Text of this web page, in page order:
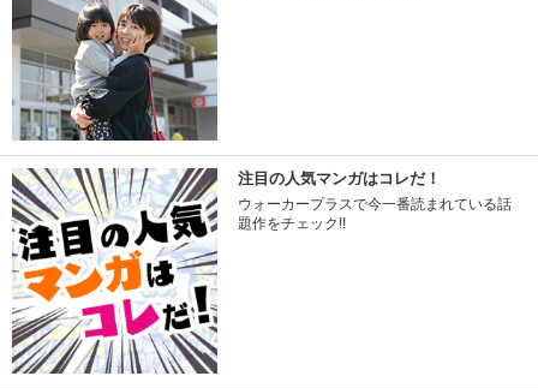
注目の人気マンガはコレだ！
ウォーカープラスで今一番読まれている話
題作をチェック!!